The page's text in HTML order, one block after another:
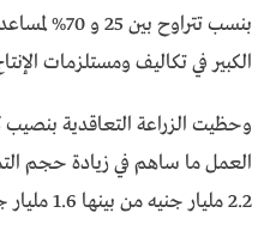
بنسب تتراوح
الكبير في تكاليف ومستلزمات
وحظيت الزراعة التعاقدية
العمل ما ساهم في زيادة حجم
2.2 مليار